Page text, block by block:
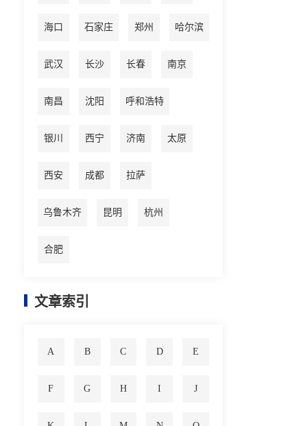
海口 石家庄 郑州 哈尔滨
武汉 长沙 长春 南京
南昌 沈阳 呼和浩特
银川 西宁 济南 太原
西安 成都 拉萨
乌鲁木齐 昆明 杭州
合肥
文章索引
A B C D E
F G H I J